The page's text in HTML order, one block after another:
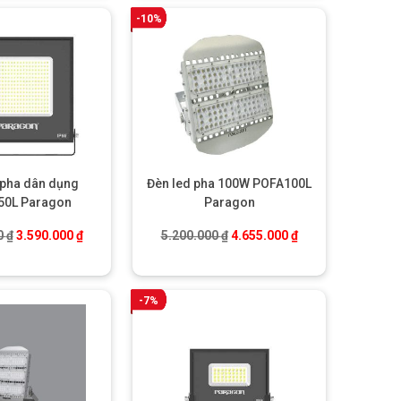
₫.
dân dụng
Paragon
₫ Giá gốc là: 4.000.000 ₫.
3.590.000₫Giá hiện tại là: 3.590.000 ₫.
-10%
Đèn led pha 100W POFA100L
Paragon
5.200.000₫ Giá gốc là: 5.200.000 ₫.
4.655.000₫Giá hiện tại là:
-7%